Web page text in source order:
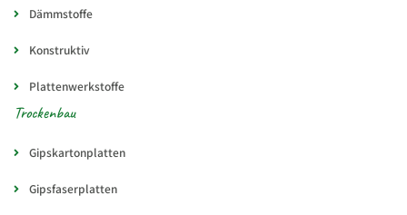
Dämmstoffe
Konstruktiv
Plattenwerkstoffe
Trockenbau
Gipskartonplatten
Gipsfaserplatten